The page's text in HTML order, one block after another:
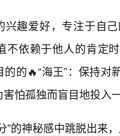
兴趣爱好，专注于自
不依赖于他人的肯定
的的🔥“海王”：保持
怕孤独而盲目地投入
”的神秘感中跳脱出来